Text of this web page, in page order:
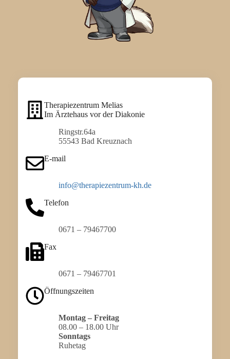
Therapiezentrum Melias
Im Ärztehaus vor der Diakonie
Ringstr.64a
55543 Bad Kreuznach
E-mail
info@therapiezentrum-kh.de
Telefon
0671 – 79467700
Fax
0671 – 79467701
Öffnungszeiten
Montag – Freitag
08.00 – 18.00 Uhr
Sonntags
Ruhetag